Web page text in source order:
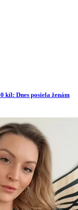
kíl: Dnes posiela ženám